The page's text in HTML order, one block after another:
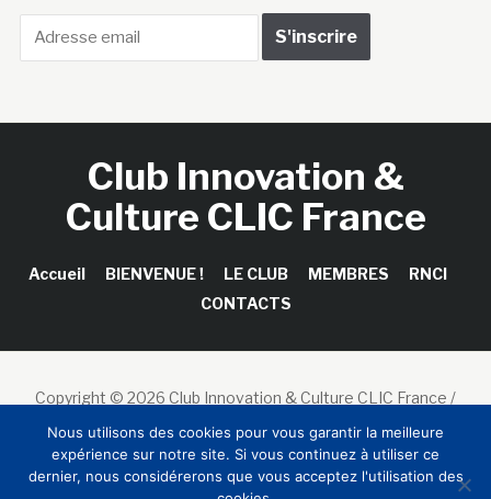
Club Innovation &
Culture CLIC France
Accueil BIENVENUE ! LE CLUB MEMBRES
RNCI
CONTACTS
Copyright © 2026 Club Innovation & Culture CLIC France /
Sinapses Conseils
Nous utilisons des cookies pour vous garantir la meilleure
expérience sur notre site. Si vous continuez à utiliser ce
dernier, nous considérerons que vous acceptez l'utilisation des